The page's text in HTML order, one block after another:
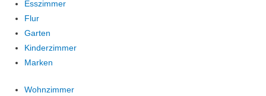
Esszimmer
Flur
Garten
Kinderzimmer
Marken
Wohnzimmer